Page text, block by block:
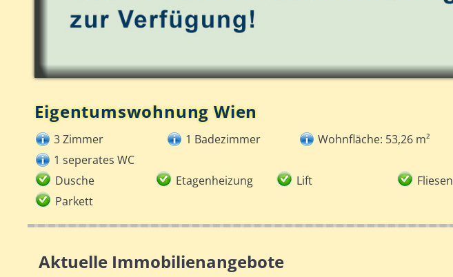
Eigentumswohnung Wien
3 Zimmer 1 Badezimmer
Wohnfläche: 53,26 m²
1 seperates WC
Dusche
Etagenheizung Lift
Fliesen
Parkett
Aktuelle Immobilienangebote